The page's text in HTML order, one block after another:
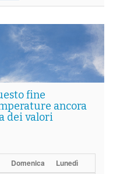
fine
ancora
dei valori
Domenica Lunedì